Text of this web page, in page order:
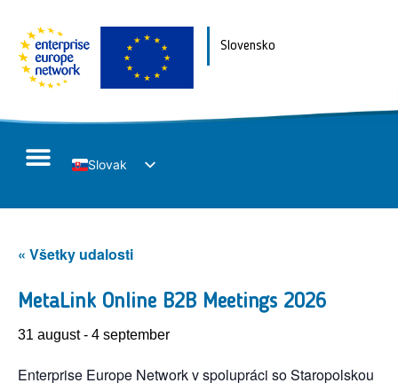
Slovensko
Slovak
« Všetky udalosti
MetaLink Online B2B Meetings 2026
31 august- 4 september
Enterprise Europe Network v spolupráci so Staropolskou